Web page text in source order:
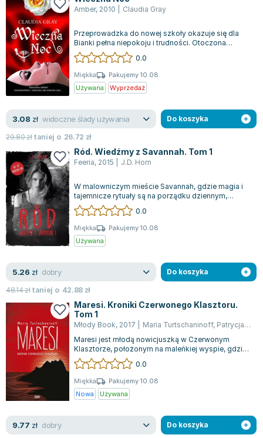
Amber, 2010 Claudia Gray
Przeprowadzka do nowej szkoły okazuje się dla
Bianki pełna niepokoju i trudności. Otoczona
nieprzystępnymi rówieśnikami, każdego w...
0.0
Miękka
Pakujemy 10.08
Używana
Wyprzedaż
3.08 zł widoczne ślady używania
29.80złtaniej o 26.72 zł
Do koszyka
Ród. Wiedźmy z Savannah. Tom 1
Feeria, 2015 J.D. Horn
W malowniczym mieście Savannah, gdzie magia i
tajemnicze rytuały są na porządku dziennym,
rodzina Taylorów pełni rolę strażników o...
0.0
Miękka
Pakujemy 10.08
Używana
5.26 zł dobry
48.14złtaniej o 42.88 zł
Do koszyka
Maresi. Kroniki Czerwonego Klasztoru.
Tom 1
Młody Book, 2017 Maria Turtschaninoff, Patrycja Włóczyk
Maresi jest młodą nowicjuszką w Czerwonym
Klasztorze, położonym na maleńkiej wyspie, gdzie
siostry oddane są duchowej opiece Prama...
0.0
Miękka
Pakujemy 10.08
Nowa
Używana
9.77 zł dobry Do koszyka